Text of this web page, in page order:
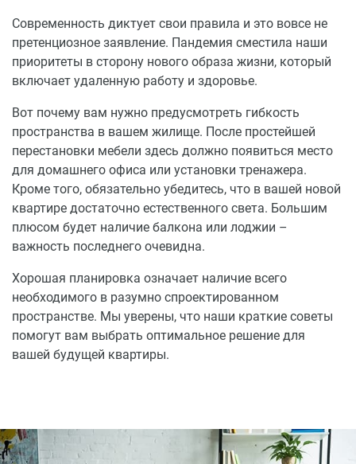
Современность диктует свои правила и это вовсе не
претенциозное заявление. Пандемия сместила наши
приоритеты в сторону нового образа жизни, который
включает удаленную работу и здоровье.
Вот почему вам нужно предусмотреть гибкость
пространства в вашем жилище. После простейшей
перестановки мебели здесь должно появиться место
для домашнего офиса или установки тренажера.
Кроме того, обязательно убедитесь, что в вашей новой
квартире достаточно естественного света. Большим
плюсом будет наличие балкона или лоджии –
важность последнего очевидна.
Хорошая планировка означает наличие всего
необходимого в разумно спроектированном
пространстве. Мы уверены, что наши краткие советы
помогут вам выбрать оптимальное решение для
вашей будущей квартиры.